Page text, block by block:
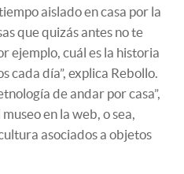
aislado en casa por la
que quizás antes no te
ejemplo, cuál es la historia
cada día”, explica Rebollo.
de andar por casa”,
en la web, o sea,
asociados a objetos